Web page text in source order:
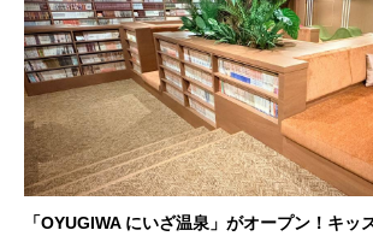
「OYUGIWA にいざ温泉」がオープン！キッ